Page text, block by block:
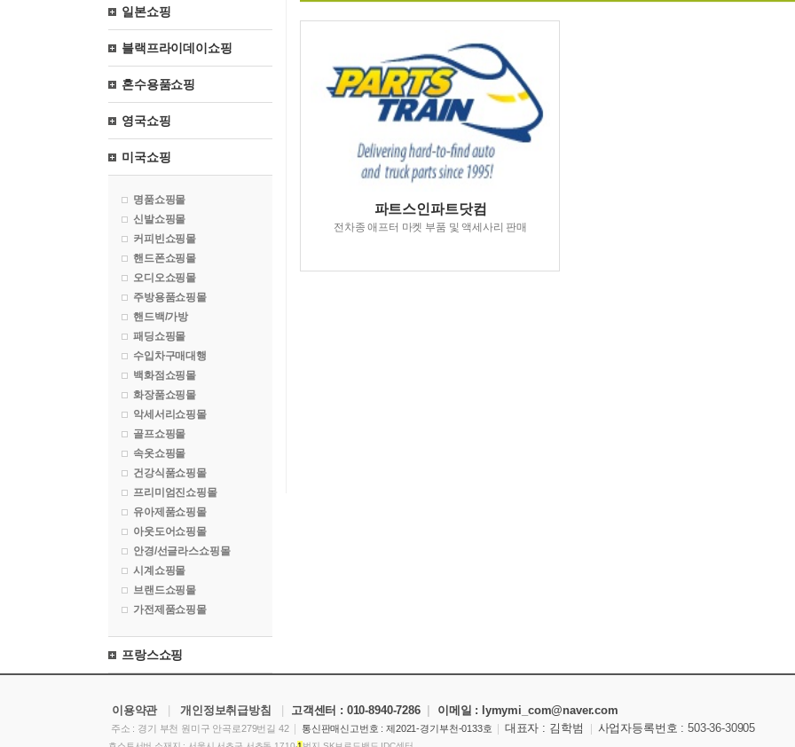
일본쇼핑
블랙프라이데이쇼핑
혼수용품쇼핑
영국쇼핑
미국쇼핑
명품쇼핑몰
신발쇼핑몰
커피빈쇼핑몰
핸드폰쇼핑몰
오디오쇼핑몰
주방용품쇼핑몰
핸드백/가방
패딩쇼핑몰
수입차구매대행
백화점쇼핑몰
화장품쇼핑몰
악세서리쇼핑몰
골프쇼핑몰
속옷쇼핑몰
건강식품쇼핑몰
프리미엄진쇼핑몰
유아제품쇼핑몰
아웃도어쇼핑몰
안경/선글라스쇼핑몰
시계쇼핑몰
브랜드쇼핑몰
가전제품쇼핑몰
프랑스쇼핑
파트스인파트닷컴
전차종 애프터 마켓 부품 및 액세사리 판매
이용약관 |개인정보취급방침 고객센터 : 010-8940-7286 이메일 : lymymi_com@naver.com
주소 : 경기 부천 원미구 안곡로279번길 42 | 통신판매신고번호 : 제2021-경기부천-0133호 | 대표자 : 김학범 | 사업자등록번호 : 503-36-30905